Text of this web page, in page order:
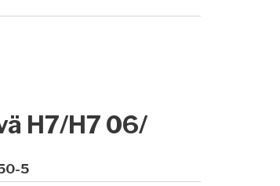
H7/H7 06/
5